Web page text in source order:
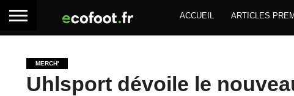
ACCUEIL ARTICLES
MERCH'
Uhlsport dévoile le